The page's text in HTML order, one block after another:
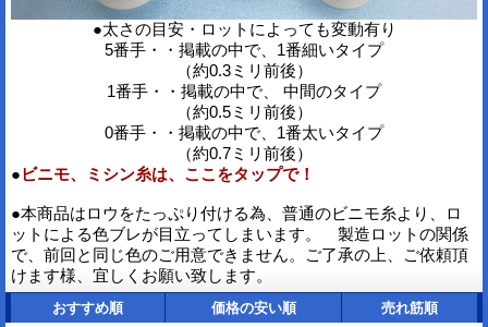
●太さの目安・ロットによっても変動有り
5番手・・掲載の中で、1番細いタイプ
（約0.3ミリ前後）
1番手・・掲載の中で、 中間のタイプ
（約0.5ミリ前後）
0番手・・掲載の中で、1番太いタイプ
（約0.7ミリ前後）
●ビニモ、ミシン糸は、ここをタップで！
●本商品はロウをたっぷり付ける為、普通のビニモ糸より、ロ
ットによる色ブレが目立ってしまいます。 製造ロットの関係
で、前回と同じ色のご用意できません。ご了承の上、ご依頼頂
けます様、宜しくお願い致します。
おすすめ順 価格の安い順 売れ筋順